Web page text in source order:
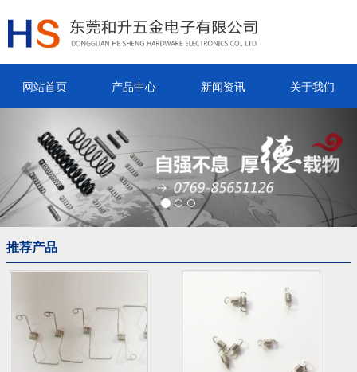
网站首页 产品中心 新闻资讯 关于我们
推荐产品